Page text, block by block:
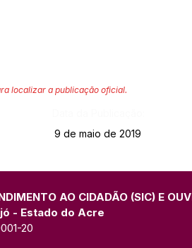
localizar a publicação oficial.
9 de maio de 2019
AO CIDADÃO (SIC) E
- Estado do Acre
20